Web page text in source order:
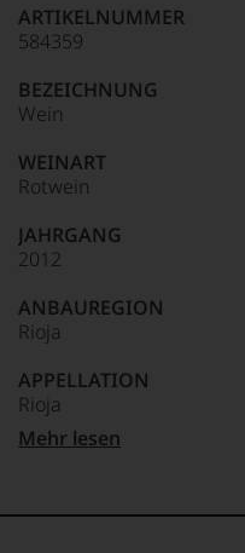
90–94 Punkte:
Unter 85 Punkte:
für
»Fine
für
die
edlen
Weine
der
Welt,
kaum
ein
Das
dokumentieren
auch
und
gerade
mit
Medaillen
ARTIKELNUMMER
584359
BEZEICHNUNG
Wein
WEINART
Rotwein
JAHRGANG
2012
ANBAUREGION
Rioja
APPELLATION
Rioja
QUALITÄTSSTUFE
REBSORTEN
Mehr lesen